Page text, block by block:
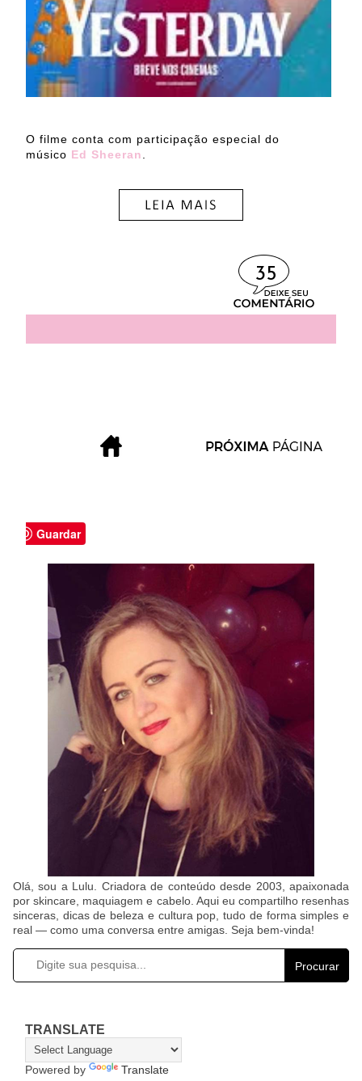
O filme conta com participação especial do
músico Ed Sheeran.
35
Guardar
Olá, sou a Lulu. Criadora de conteúdo desde 2003, apaixonada
por skincare, maquiagem e cabelo. Aqui eu compartilho resenhas
sinceras, dicas de beleza e cultura pop, tudo de forma simples e
real — como uma conversa entre amigas. Seja bem-vinda!
Procurar
TRANSLATE
Powered by Translate